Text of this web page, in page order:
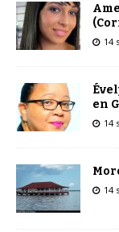
14
en
14
14